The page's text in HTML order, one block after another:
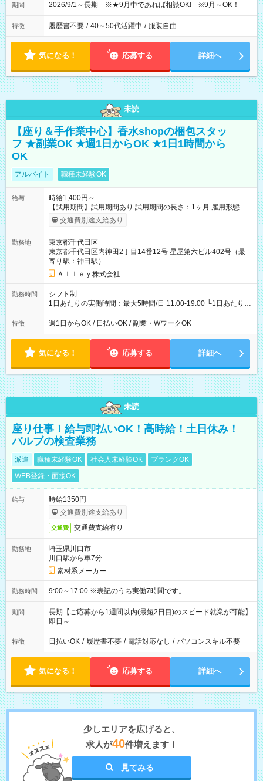
期間 2026/9/1～長期 ※★9月中であれば相談OK! ※9月～OK！
特徴 履歴書不要 / 40～50代活躍中 / 服装自由
気になる！ 応募する 詳細へ
未読
【座り＆手作業中心】香水shopの梱包スタッ
フ ★副業OK ★週1日からOK ★1日1時間から
OK
アルバイト 職種未経験OK
給与
時給1,400円～
【試用期間】試用期間あり 試用期間の長さ：1ヶ月 雇用形態、
給与は本採用時と同じです。
交通費別途支給あり
勤務地
東京都千代田区
東京都千代田区内神田2丁目14番12号 星屋第六ビル402号（最
寄り駅：神田駅）
Ａｌｌｅｙ株式会社
勤務時間
シフト制
1日あたりの実働時間：最大5時間/日 11:00-19:00 └1日あたりの
実働時間：1-5時間 └上記の時間帯内であれば、いつでも勤務可
能！ └平日・土曜日の中で、お好きな曜日でご勤務いただけま
18:00 などのように、自由な働き方が可能なお仕事です！
特徴 週1日からOK / 日払いOK / 副業・WワークOK
気になる！ 応募する 詳細へ
未読
座り仕事！給与即払いOK！高時給！土日休み！
バルブの検査業務
派遣 職種未経験OK 社会人未経験OK
ブランクOK
WEB登録・面接OK
給与
時給1350円
交通費別途支給あり
交通費 交通費支給有り
勤務地
埼玉県川口市
川口駅から車7分
素材系メーカー
勤務時間 9:00～17:00 ※表記のうち実働7時間です。
期間
長期【ご応募から1週間以内(最短2日目)のスピード就業が可能】
即日～
特徴 日払いOK / 履歴書不要 / 電話対応なし / パソコンスキル不要
気になる！ 応募する 詳細へ
少しエリアを広げると、
求人が40件増えます！
見てみる